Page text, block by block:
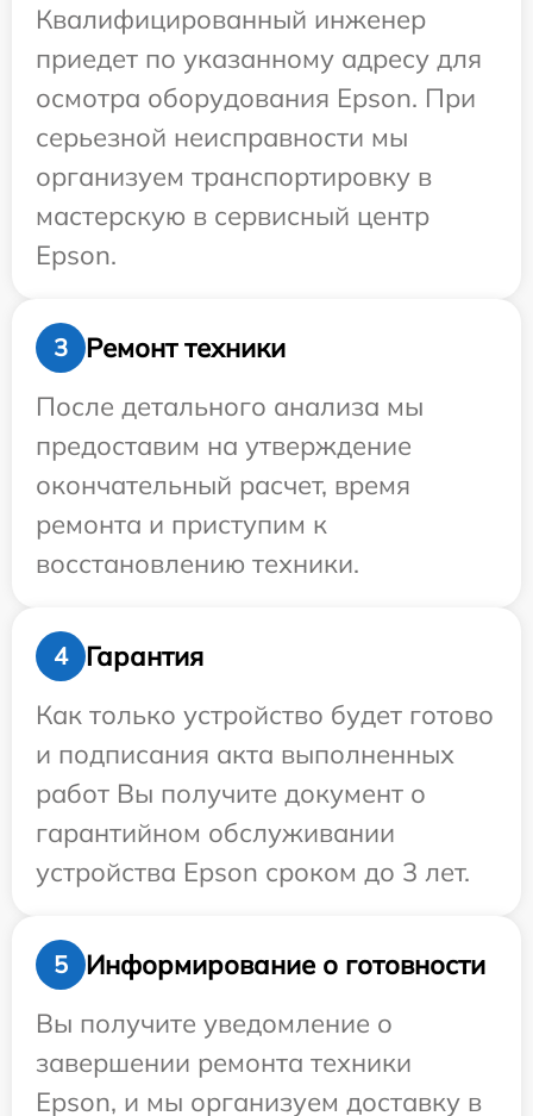
Квалифицированный инженер
приедет по указанному адресу для
осмотра оборудования Epson. При
серьезной неисправности мы
организуем транспортировку в
мастерскую в сервисный центр
Epson.
3
Ремонт техники
После детального анализа мы
предоставим на утверждение
окончательный расчет, время
ремонта и приступим к
восстановлению техники.
4
Гарантия
Как только устройство будет готово
и подписания акта выполненных
работ Вы получите документ о
гарантийном обслуживании
устройства Epson сроком до 3 лет.
5
Информирование о готовности
Вы получите уведомление о
завершении ремонта техники
Epson, и мы организуем доставку в